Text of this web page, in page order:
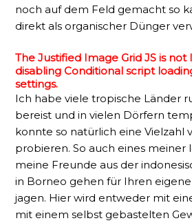
noch auf dem Feld gemacht so
direkt als organischer Dünger
The Justified Image Grid JS is not
disabling Conditional script
settings.
Ich habe viele tropische Länder
bereist und in vielen Dörfern
konnte so natürlich eine Vielzahl
probieren. So auch eines meiner
meine Freunde aus der
in Borneo gehen für Ihren
jagen. Hier wird entweder mit
mit einem selbst gebastelten